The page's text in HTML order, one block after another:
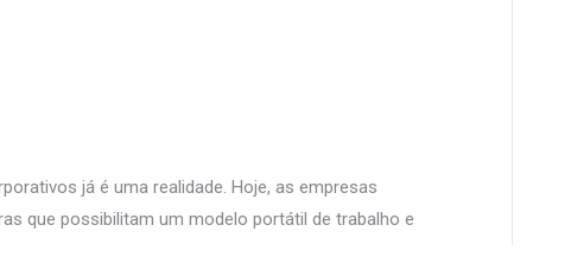
já é uma realidade. Hoje, as empresas
que possibilitam um modelo portátil de trabalho e